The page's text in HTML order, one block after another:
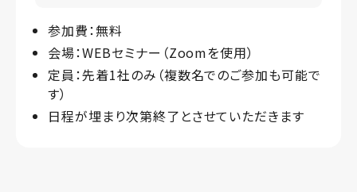
参加費：無料
会場：WEBセミナー（Zoomを使用）
定員：先着1社のみ（複数名でのご参加も可能で
す）
日程が埋まり次第終了とさせていただきます